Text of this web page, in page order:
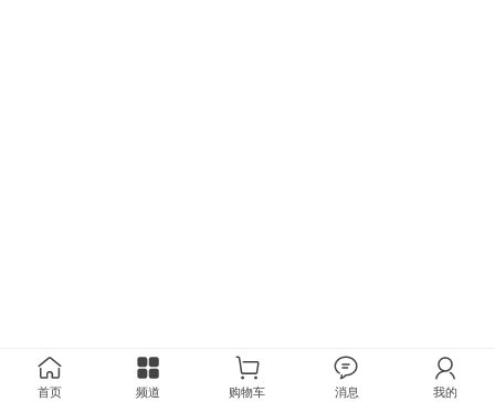
首页 频道 购物车 消息 我的